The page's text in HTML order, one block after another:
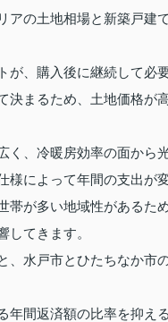
アの土地相場と新築戸建
、購入後に継続して必
決まるため、土地価格が
く、冷暖房効率の面から
によって年間の支出が
帯が多い地域性があるた
てきます。
、水戸市とひたちなか市
年間返済額の比率を抑え